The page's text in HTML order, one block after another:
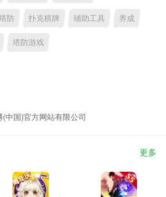
防 扑克棋牌 辅助工具 养成
塔防游戏
中国)官方网站有限公司
更多